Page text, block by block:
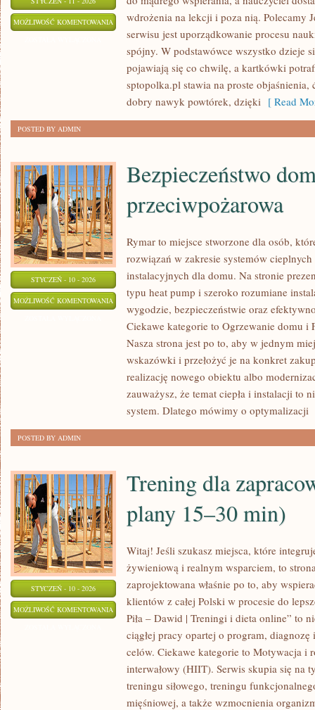
MOŻLIWOŚĆ KOMENTOWANIA ZAJĘCIA
WYCHOWAWCĄ
wdrożenia na lekcji i poza nią. Polecamy
serwisu jest uporządkowanie procesu
spójny. W podstawówce wszystko dzieje
pojawiają się co chwilę, a kartkówki
sptopolka.pl stawia na proste
dobry nawyk powtórek, dzięki [ Read
POSTED BY ADMIN
STYCZEŃ - 10 - 2026
MOŻLIWOŚĆ KOMENTOWANIA BEZPIECZEŃSTWO
Bezpieczeństwo
przeciwpożarowa
Rymar to miejsce stworzone dla osób,
rozwiązań w zakresie systemów
instalacyjnych dla domu. Na stronie
typu heat pump i szeroko rozumiane
wygodzie, bezpieczeństwie oraz
Ciekawe kategorie to Ogrzewanie domu i
Nasza strona jest po to, aby w jednym
wskazówki i przełożyć je na konkret
realizację nowego obiektu albo
zauważysz, że temat ciepła i instalacji to
system. Dlatego mówimy o optymalizacji
POSTED BY ADMIN
STYCZEŃ - 10 - 2026
MOŻLIWOŚĆ KOMENTOWANIA
ZAPRACOWANYCH
Trening dla
plany 15–30 min)
Witaj! Jeśli szukasz miejsca, które
żywieniową i realnym wsparciem, to
zaprojektowana właśnie po to, aby
klientów z całej Polski w procesie do
Piła – Dawid | Treningi i dieta online” to
ciągłej pracy opartej o program,
celów. Ciekawe kategorie to Motywacja i
interwałowy (HIIT). Serwis skupia się na
treningu siłowego, treningu
mięśniowej, a także wzmocnienia